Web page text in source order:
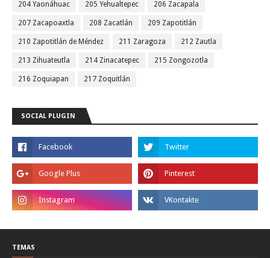
204 Yaonáhuac 205 Yehualtepec 206 Zacapala
207 Zacapoaxtla 208 Zacatlán 209 Zapotitlán
210 Zapotitlán de Méndez 211 Zaragoza 212 Zautla
213 Zihuateutla 214 Zinacatepec 215 Zongozotla
216 Zoquiapan 217 Zoquitlán
SOCIAL PLUGIN
TEMAS